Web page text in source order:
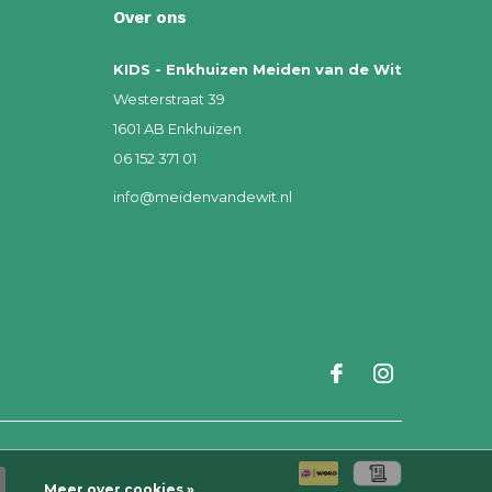
Over ons
KIDS - Enkhuizen Meiden van de Wit
Westerstraat 39
1601 AB Enkhuizen
06 152 371 01
info@meidenvandewit.nl